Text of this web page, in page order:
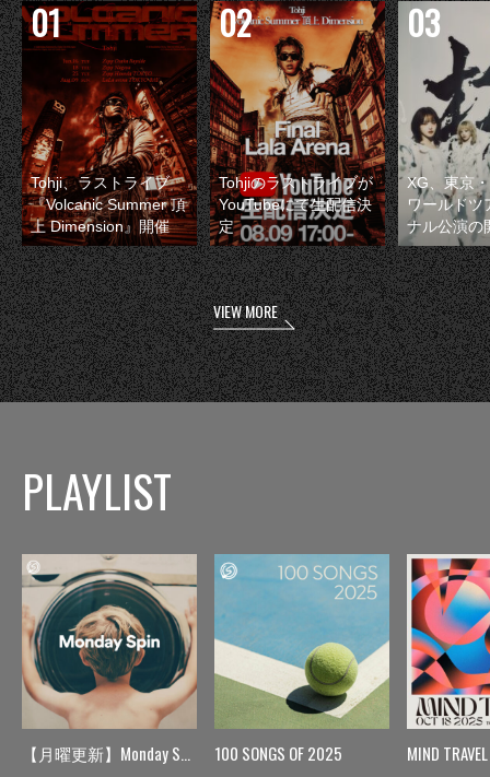
Tohji、ラストライブ
『Volcanic Summer 頂
上 Dimension』開催
Tohjiのラストライブが
YouTubeにて生配信決
定
XG、東京
ワールドツ
ナル公演の
VIEW MORE
PLAYLIST
【月曜更新】Monday Spin 100 SONGS OF 2025 MIND TRAVEL